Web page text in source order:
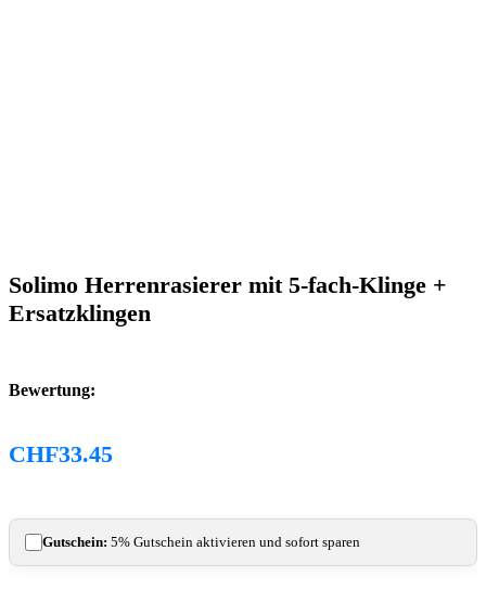
Solimo Herrenrasierer mit 5-fach-Klinge +
Ersatzklingen
Bewertung:
CHF33.45
Gutschein: 5% Gutschein aktivieren und sofort sparen